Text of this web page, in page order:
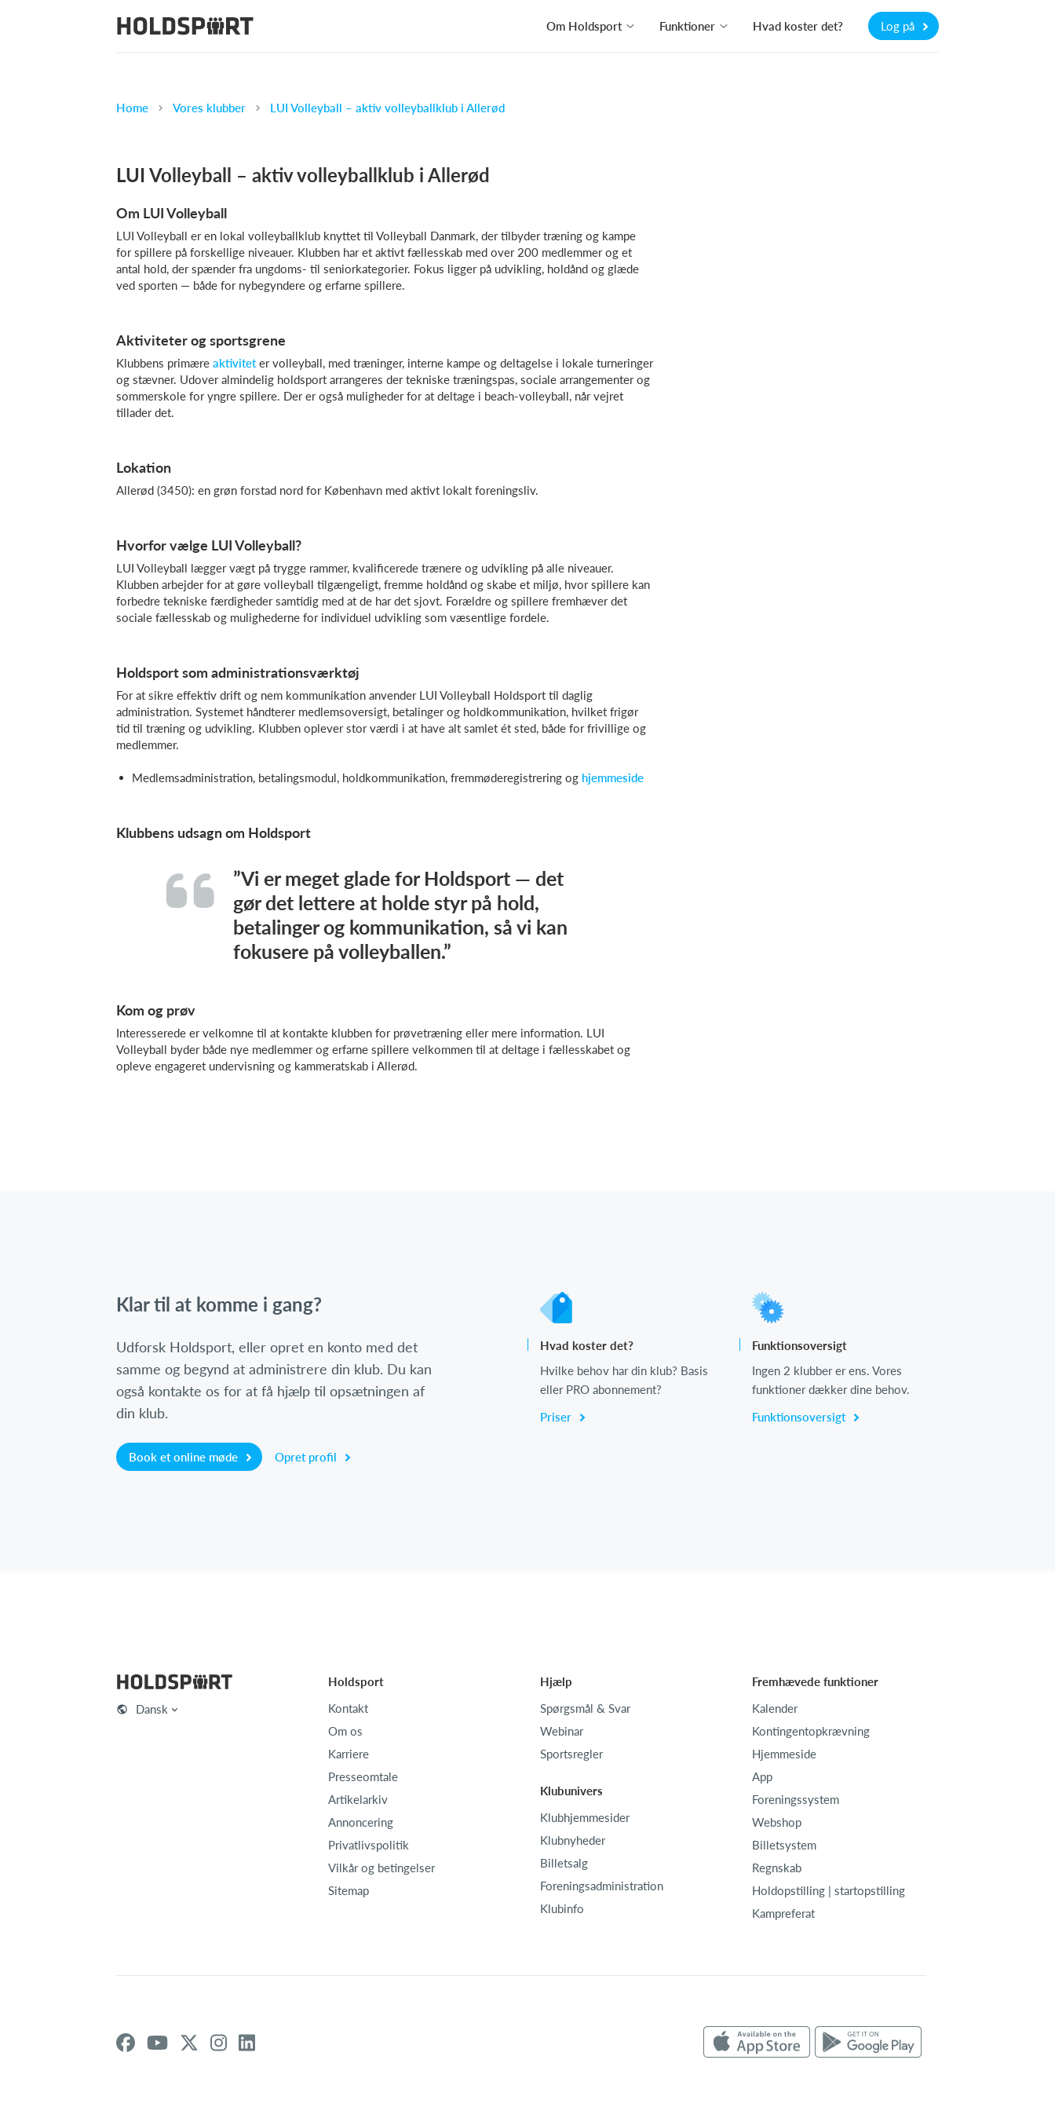
Om Holdsport Funktioner Hvad koster det? Log på
Home Vores klubber LUI Volleyball – aktiv volleyballklub i Allerød
LUI Volleyball – aktiv volleyballklub i Allerød
Om LUI Volleyball
LUI Volleyball er en lokal volleyballklub knyttet til Volleyball Danmark, der tilbyder træning og kampe
for spillere på forskellige niveauer. Klubben har et aktivt fællesskab med over 200 medlemmer og et
antal hold, der spænder fra ungdoms- til seniorkategorier. Fokus ligger på udvikling, holdånd og glæde
ved sporten — både for nybegyndere og erfarne spillere.
Aktiviteter og sportsgrene
Klubbens primære aktiviteter volleyball, med træninger, interne kampe og deltagelse i lokale turneringer
og stævner. Udover almindelig holdsport arrangeres der tekniske træningspas, sociale arrangementer og
sommerskole for yngre spillere. Der er også muligheder for at deltage i beach-volleyball, når vejret
tillader det.
Lokation
Allerød (3450): en grøn forstad nord for København med aktivt lokalt foreningsliv.
Hvorfor vælge LUI Volleyball?
LUI Volleyball lægger vægt på trygge rammer, kvalificerede trænere og udvikling på alle niveauer.
Klubben arbejder for at gøre volleyball tilgængeligt, fremme holdånd og skabe et miljø, hvor spillere kan
forbedre tekniske færdigheder samtidig med at de har det sjovt. Forældre og spillere fremhæver det
sociale fællesskab og mulighederne for individuel udvikling som væsentlige fordele.
Holdsport som administrationsværktøj
For at sikre effektiv drift og nem kommunikation anvender LUI Volleyball Holdsport til daglig
administration. Systemet håndterer medlemsoversigt, betalinger og holdkommunikation, hvilket frigør
tid til træning og udvikling. Klubben oplever stor værdi i at have alt samlet ét sted, både for frivillige og
medlemmer.
Medlemsadministration, betalingsmodul, holdkommunikation, fremmøderegistrering og hjemmeside
Klubbens udsagn om Holdsport
”Vi er meget glade for Holdsport — det
gør det lettere at holde styr på hold,
betalinger og kommunikation, så vi kan
fokusere på volleyballen.”
Kom og prøv
Interesserede er velkomne til at kontakte klubben for prøvetræning eller mere information. LUI
Volleyball byder både nye medlemmer og erfarne spillere velkommen til at deltage i fællesskabet og
opleve engageret undervisning og kammeratskab i Allerød.
Klar til at komme i gang?
Udforsk Holdsport, eller opret en konto med det
samme og begynd at administrere din klub. Du kan
også kontakte os for at få hjælp til opsætningen af
din klub.
Book et online møde Opret profil
Hvad koster det?
Hvilke behov har din klub? Basis
eller PRO abonnement?
Priser
Funktionsoversigt
Ingen 2 klubber er ens. Vores
funktioner dækker dine behov.
Funktionsoversigt
Dansk
Holdsport
Kontakt
Om os
Karriere
Presseomtale
Artikelarkiv
Annoncering
Privatlivspolitik
Vilkår og betingelser
Sitemap
Hjælp
Spørgsmål & Svar
Webinar
Sportsregler
Klubunivers
Klubhjemmesider
Klubnyheder
Billetsalg
Foreningsadministration
Klubinfo
Fremhævede funktioner
Kalender
Kontingentopkrævning
Hjemmeside
App
Foreningssystem
Webshop
Billetsystem
Regnskab
Holdopstilling | startopstilling
Kampreferat